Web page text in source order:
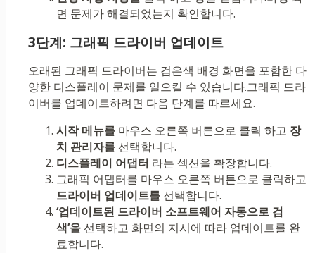
면 문제가 해결되었는지 확인합니다.
3단계: 그래픽 드라이버 업데이트
오래된 그래픽 드라이버는 검은색 배경 화면을 포함한 다
양한 디스플레이 문제를 일으킬 수 있습니다.그래픽 드라
이버를 업데이트하려면 다음 단계를 따르세요.
시작 메뉴를 마우스 오른쪽 버튼으로 클릭 하고 장
치 관리자를 선택합니다.
디스플레이 어댑터 라는 섹션을 확장합니다.
그래픽 어댑터를 마우스 오른쪽 버튼으로 클릭하고
드라이버 업데이트를 선택합니다.
‘업데이트된 드라이버 소프트웨어 자동으로 검
색’을 선택하고 화면의 지시에 따라 업데이트를 완
료합니다.